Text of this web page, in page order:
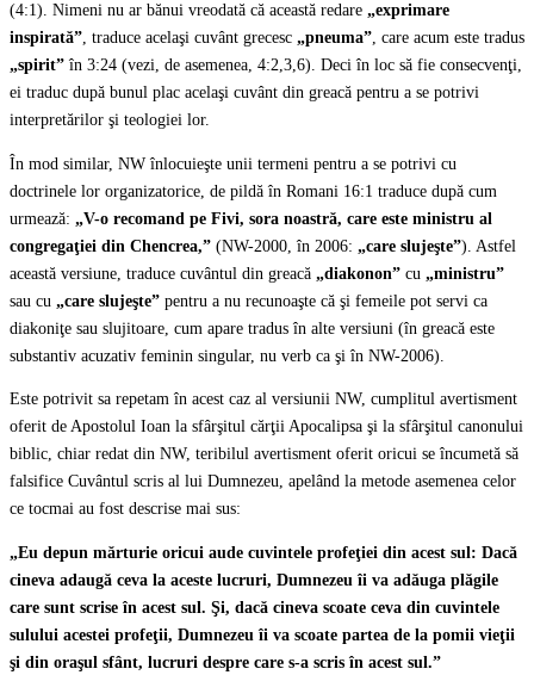
(4:1). Nimeni nu ar bănui vreodată că această redare „exprimare
inspirată”, traduce acelaşi cuvânt grecesc „pneuma”, care acum este tradus
„spirit” în 3:24 (vezi, de asemenea, 4:2,3,6). Deci în loc să fie consecvenţi,
ei traduc după bunul plac acelaşi cuvânt din greacă pentru a se potrivi
interpretărilor şi teologiei lor.
În mod similar, NW înlocuieşte unii termeni pentru a se potrivi cu
doctrinele lor organizatorice, de pildă în Romani 16:1 traduce după cum
urmează: „V-o recomand pe Fivi, sora noastră, care este ministru al
congregaţiei din Chencrea,” (NW-2000, în 2006: „care slujeşte”). Astfel
această versiune, traduce cuvântul din greacă „diakonon” cu „ministru”
sau cu „care slujeşte” pentru a nu recunoaşte că şi femeile pot servi ca
diakoniţe sau slujitoare, cum apare tradus în alte versiuni (în greacă este
substantiv acuzativ feminin singular, nu verb ca şi în NW-2006).
Este potrivit sa repetam în acest caz al versiunii NW, cumplitul avertisment
oferit de Apostolul Ioan la sfârşitul cărţii Apocalipsa şi la sfârşitul canonului
biblic, chiar redat din NW, teribilul avertisment oferit oricui se încumetă să
falsifice Cuvântul scris al lui Dumnezeu, apelând la metode asemenea celor
ce tocmai au fost descrise mai sus:
„Eu depun mărturie oricui aude cuvintele profeţiei din acest sul: Dacă
cineva adaugă ceva la aceste lucruri, Dumnezeu îi va adăuga plăgile
care sunt scrise în acest sul. Şi, dacă cineva scoate ceva din cuvintele
sulului acestei profeţii, Dumnezeu îi va scoate partea de la pomii vieţii
şi din oraşul sfânt, lucruri despre care s-a scris în acest sul.”